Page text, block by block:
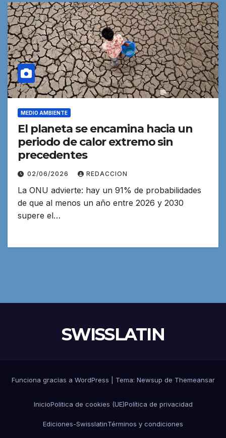
MEDIO AMBIENTE
El planeta se encamina hacia un
periodo de calor extremo sin
precedentes
02/06/2026 REDACCION
La ONU advierte: hay un 91% de probabilidades
de que al menos un año entre 2026 y 2030
supere el…
SWISSLATIN
Funciona gracias a WordPress Tema: Newsup de Themeansar
InicioPolitica de cookies (UE)Política de privacidad
Ediciones-SwisslatinTérminos y condiciones